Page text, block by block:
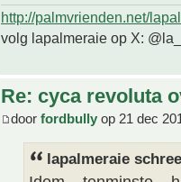
http://palmvrienden.net/
volg lapalmeraie op X:
Re: cyca revoluta
door fordbully op 21 dec
lapalmeraie